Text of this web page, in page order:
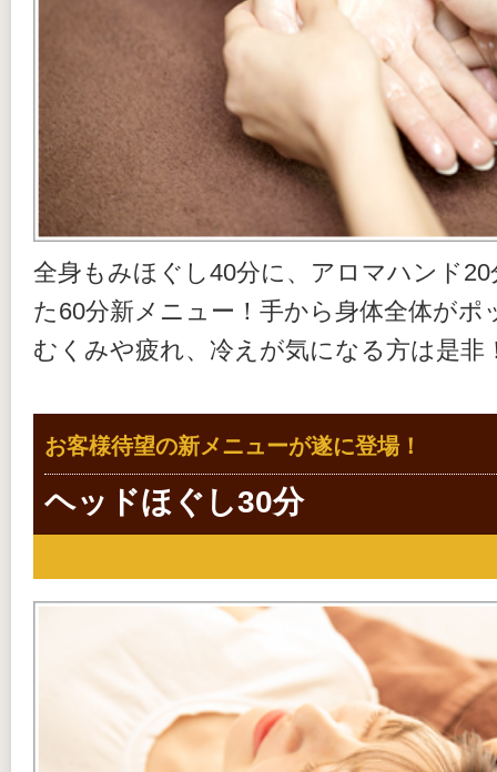
全身もみほぐし40分に、アロマハンド
た60分新メニュー！手から身体全体がポ
むくみや疲れ、冷えが気になる方は是非
お客様待望の新メニューが遂に登場！
ヘッドほぐし30分